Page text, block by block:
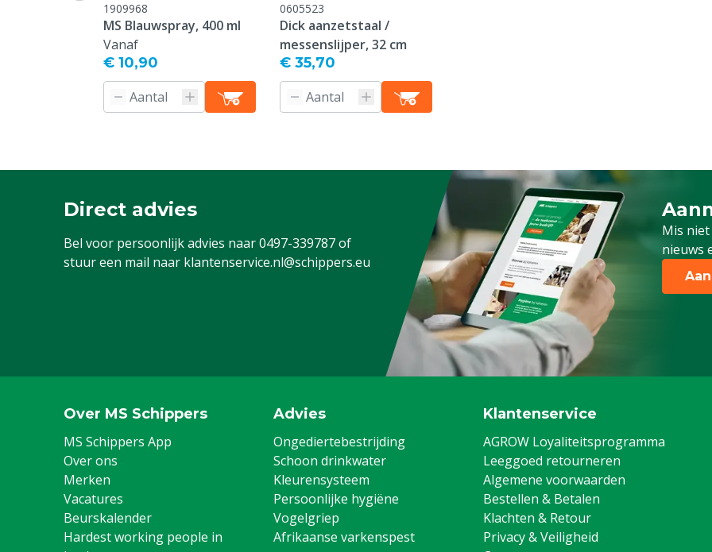
1909968
MS Blauwspray, 400 ml
Vanaf
€ 10,90
0605523
Dick aanzetstaal /
messenslijper, 32 cm
€ 35,70
Direct advies
Bel voor persoonlijk advies naar0497-339787of
stuur een mail naar klantenservice.nl@schippers.eu
Mis
nieuws
Schrijf
Over MS Schippers
MS Schippers App
Over ons
Merken
Vacatures
Beurskalender
Hardest working people in
Advies
Ongediertebestrijding
Schoon drinkwater
Kleurensysteem
Persoonlijke hygiëne
Vogelgriep
Afrikaanse varkenspest
Klantenservice
AGROW Loyaliteitsprogramma
Leeggoed retourneren
Algemene voorwaarden
Bestellen & Betalen
Klachten & Retour
Privacy & Veiligheid